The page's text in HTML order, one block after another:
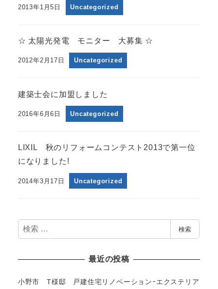
2013年1月5日 Uncategorized
☆ 太陽光発電 モニター 大募集 ☆
2012年2月17日 Uncategorized
建築士会に加盟しました
2016年6月6日 Uncategorized
LIXIL 秋のリフォームコンテスト2013で第一位
になりました!
2014年3月17日 Uncategorized
検
索
検索
最近の投稿
小野市 T様邸 戸建住宅リノベーションｰエクステリア